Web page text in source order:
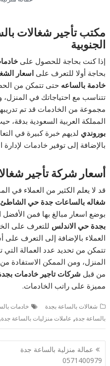
مكتب تأجير شغالات
الجنوبية
إذا كنت بحاجة للحصول على
بحاجة أولا للتعرف علىاسعار
خادمة بالساعه حتى تتمكن من
تتناسب مع احتياجاتك في المنزل،
مجموعة من الخادمات قد تم
المملكة العربية السعودية
بوروندي لديهم خبرة كبيرة في
بالإضافة إلى توفير خادمات
أسعار شركة تأجير
قد لا يعلم الكثير من العملاء في
شغاله بالساعات جدة حي
بوضع اسعار مبالغ بها فمن الأفضل
بجدة حي الاندلس للتعرف على
العملاء بالإضافة إلى التعرف على
تتمكن من تحديد عدد العمالة التي
المنزل، ومن الممكن الاستفادة
من قبل شركات تاجير خادمات
مميزة على راتب الخادمات.
شغالات بالساعة بجدة خادمات
بالساعة جدة, عاملات منزليات بالساعة جدة,
تصفّح
المقالات
عمالة منزلية بالساعة جدة
0571400979